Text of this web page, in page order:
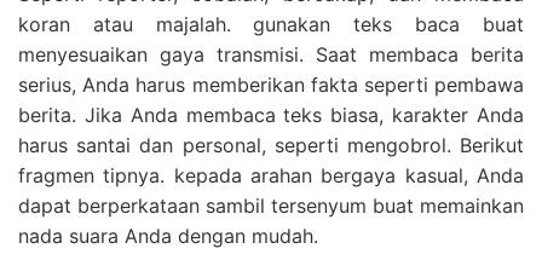
koran atau majalah. gunakan teks baca buat
menyesuaikan gaya transmisi. Saat membaca berita
serius, Anda harus memberikan fakta seperti pembawa
berita. Jika Anda membaca teks biasa, karakter Anda
harus santai dan personal, seperti mengobrol. Berikut
fragmen tipnya. kepada arahan bergaya kasual, Anda
dapat berperkataan sambil tersenyum buat memainkan
nada suara Anda dengan mudah.